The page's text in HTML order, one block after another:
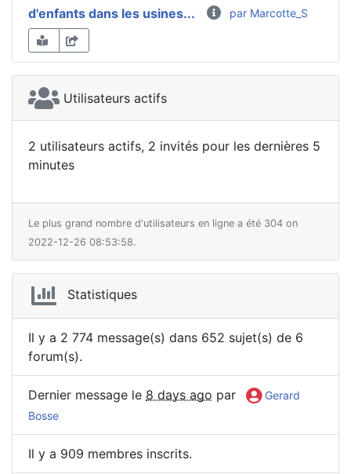
d'enfants dans les usines...
par Marcotte_S
Utilisateurs actifs
2 utilisateurs actifs, 2 invités pour les dernières 5
minutes
Le plus grand nombre d'utilisateurs en ligne a été 304 on
2022-12-26 08:53:58.
Statistiques
Il y a 2 774 message(s) dans 652 sujet(s) de 6
forum(s).
Dernier message le 8 days ago par
Gerard
Bosse
Il y a 909 membres inscrits.